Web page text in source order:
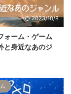
2023/10/8
ォーム・ゲーム
身近なあのジ